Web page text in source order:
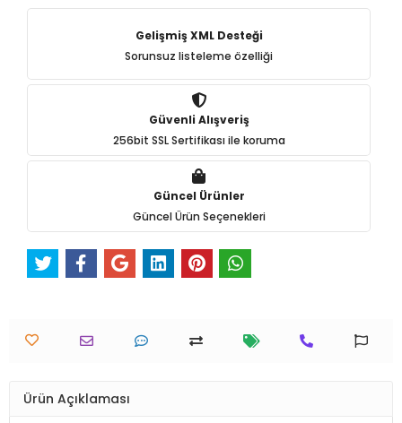
Gelişmiş XML Desteği
Sorunsuz listeleme özelliği
Güvenli Alışveriş
256bit SSL Sertifikası ile koruma
Güncel Ürünler
Güncel Ürün Seçenekleri
Ürün Açıklaması